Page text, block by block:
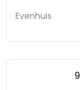
Evenhuis
9